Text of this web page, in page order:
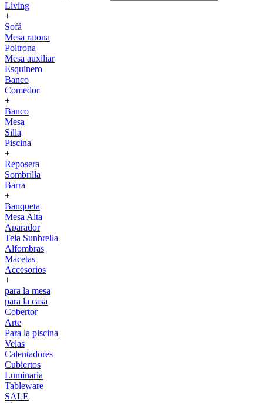
Living
+
Sofá
Mesa ratona
Poltrona
Mesa auxiliar
Esquinero
Banco
Comedor
+
Banco
Mesa
Silla
Piscina
+
Reposera
Sombrilla
Barra
+
Banqueta
Mesa Alta
Aparador
Tela Sunbrella
Alfombras
Macetas
Accesorios
+
para la mesa
para la casa
Cobertor
Arte
Para la piscina
Velas
Calentadores
Cubiertos
Luminaria
Tableware
SALE